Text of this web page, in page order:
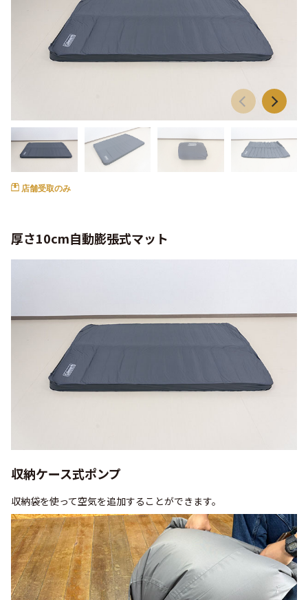
店舗受取のみ
厚さ10cm自動膨張式マット
収納ケース式ポンプ
収納袋を使って空気を追加することができます。